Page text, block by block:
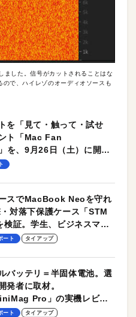
した。信号がカットされることはな
ので、ハイレゾのオーディオソースも
を「見て・触って・試せ
ト「Mac Fan
を、9月26日（土）に開催
スでMacBook Neoを守れ
対落下保護ケース「STM
証。学生、ビジネスマン
スに最適！
ート タイアップ
バッテリ＝半固体電池。選
発者に取材。
Pro」の実機レビュ
ート タイアップ